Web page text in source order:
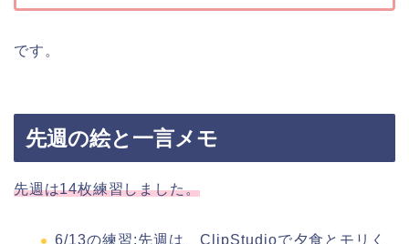
です。
先週の絵と一言メモ
先週は14枚練習しました。
6/13の練習:先週は、ClipStudioで夕食とモリく